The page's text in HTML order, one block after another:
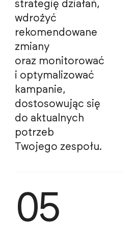
strategię działań,
wdrożyć
rekomendowane
zmiany
oraz monitorować
i optymalizować
kampanie,
dostosowując się
do aktualnych
potrzeb
Twojego zespołu.
05